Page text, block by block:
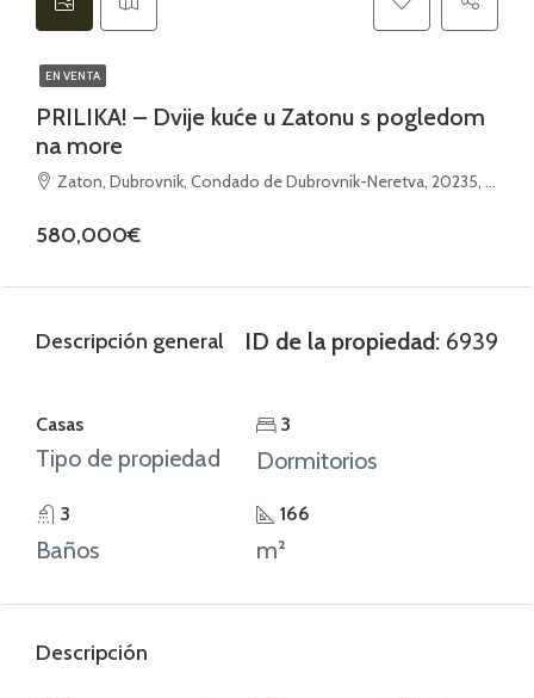
EN VENTA
PRILIKA! – Dvije kuće u Zatonu s pogledom
na more
Zaton, Dubrovnik, Condado de Dubrovnik-Neretva, 20235, Croacia
580,000€
Descripción general ID de la propiedad: 6939
Casas
Tipo de propiedad
3
Dormitorios
3
Baños
166
m²
Descripción